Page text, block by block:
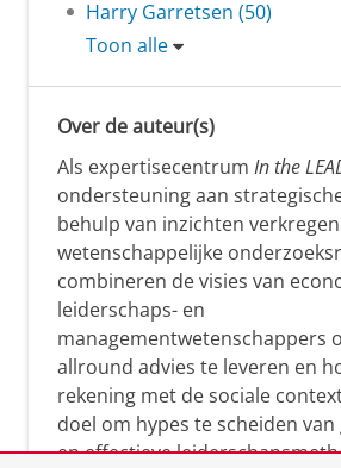
Harry Garretsen (50)
Toon alle
Over de auteur(s)
Als expertisecentrum In the
ondersteuning aan
behulp van inzichten
wetenschappelijke
combineren de visies van
leiderschaps- en
managementwetenschappers
allround advies te leveren en
rekening met de sociale
doel om hypes te scheiden
en effectieve